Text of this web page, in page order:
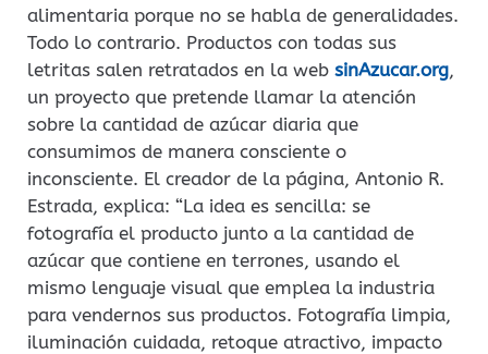
alimentaria porque no se habla de generalidades.
Todo lo contrario. Productos con todas sus
letritas salen retratados en la web sinAzucar.org,
un proyecto que pretende llamar la atención
sobre la cantidad de azúcar diaria que
consumimos de manera consciente o
inconsciente. El creador de la página, Antonio R.
Estrada, explica: “La idea es sencilla: se
fotografía el producto junto a la cantidad de
azúcar que contiene en terrones, usando el
mismo lenguaje visual que emplea la industria
para vendernos sus productos. Fotografía limpia,
iluminación cuidada, retoque atractivo, impacto